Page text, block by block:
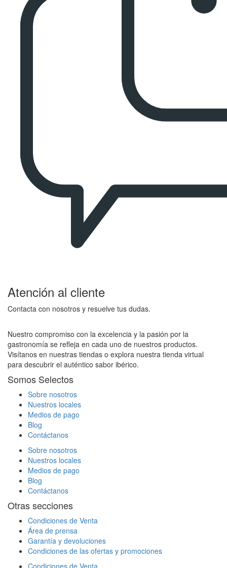
Atención al cliente
Contacta con nosotros y resuelve tus dudas.
Nuestro compromiso con la excelencia y la pasión por la
gastronomía se refleja en cada uno de nuestros productos.
Visítanos en nuestras tiendas o explora nuestra tienda virtual
para descubrir el auténtico sabor ibérico.
Somos Selectos
Sobre nosotros
Nuestros locales
Medios de pago
Blog
Contáctanos
Sobre nosotros
Nuestros locales
Medios de pago
Blog
Contáctanos
Otras secciones
Condiciones de Venta
Área de prensa
Garantía y devoluciones
Condiciones de las ofertas y promociones
Condiciones de Venta